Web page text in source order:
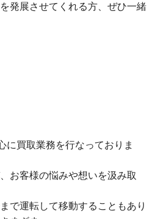
発展させてくれる方、ぜひ一緒
に買取業務を行なっておりま
お客様の悩みや想いを汲み取
で運転して移動することもあり